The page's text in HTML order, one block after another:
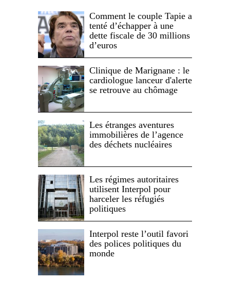
Comment le couple Tapie a
tenté d’échapper à une
dette fiscale de 30 millions
d’euros
Clinique de Marignane : le
cardiologue lanceur d'alerte
se retrouve au chômage
Les étranges aventures
immobilières de l’agence
des déchets nucléaires
Les régimes autoritaires
utilisent Interpol pour
harceler les réfugiés
politiques
Interpol reste l’outil favori
des polices politiques du
monde